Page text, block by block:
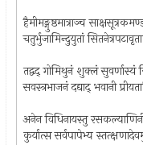
हैमीमङ्गुष्ठमात्राञ्च
चतुर्भुजामिन्दुयुतां
तद्वद् गोमिथुनं शुक्लं सुवर्णास्यं
सवस्त्रभाजनं दद्याद् भवानी
अनेन विधिनायस्तु
कुर्यात्स सर्वपापेभ्य